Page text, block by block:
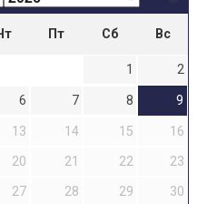
Пт Сб Вс
1
2
6 7 8
9
13 14 15
16
20 21 22
23
27 28 29
30